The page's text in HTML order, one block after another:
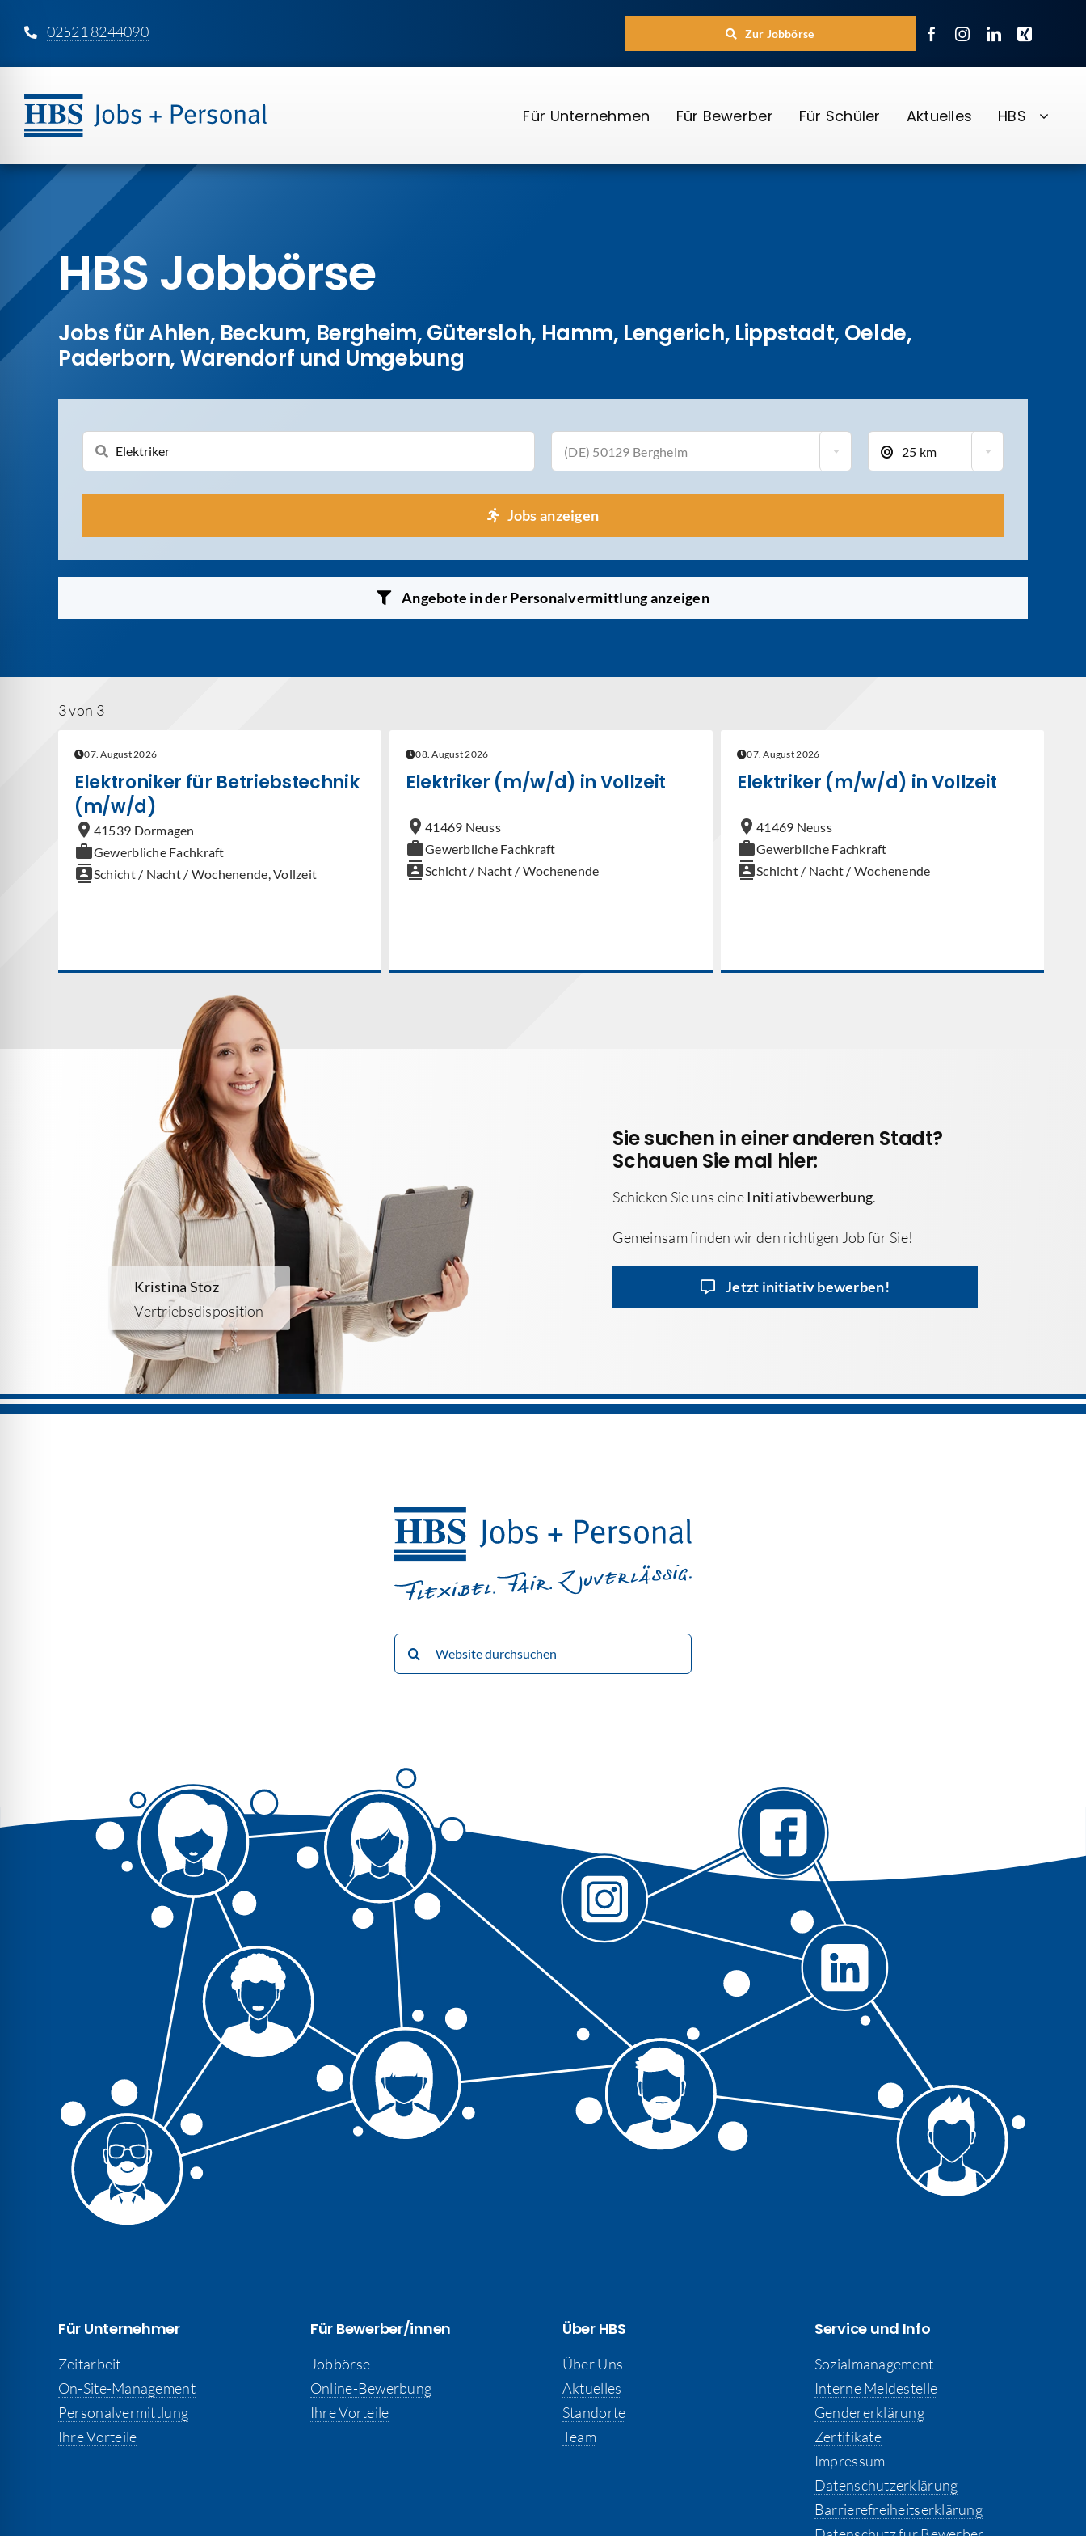
Inhalt
02521 8244090 Zur Jobbörse
Für Unternehmen Für Bewerber Für Schüler Aktuelles HBS
HBS Jobbörse
Jobs fürAhlen, Beckum, Bergheim,Gütersloh, Hamm, Lengerich, Lippstadt, Oelde,
Paderborn,Warendorf und Umgebung
(DE) 50129 Bergheim 25 km
Jobs anzeigen
Angebote in der Personalvermittlung anzeigen
3 von 3
07. August 2026
Elektroniker für Betriebstechnik
(m/w/d)
location_on 41539 Dormagen
workGewerbliche Fachkraft
contactsSchicht / Nacht / Wochenende, Vollzeit
08. August 2026
Elektriker (m/w/d) in Vollzeit
location_on 41469 Neuss
workGewerbliche Fachkraft
contactsSchicht / Nacht / Wochenende
07. August 2026
Elektriker (m/w/d) in Vollzeit
location_on41469 Neuss
workGewerbliche Fachkraft
contactsSchicht / Nacht / Wochenende
Kristina Stoz
Vertriebsdisposition
Sie suchen in einer anderen Stadt?
Schauen Sie mal hier:
Schicken Sie uns eineInitiativbewerbung.
Gemeinsam finden wir den richtigen Job für Sie!
Jetzt initiativ bewerben!
Suche
nach:
Für Unternehmer
Zeitarbeit
On-Site-Management
Personalvermittlung
Ihre Vorteile
Für Bewerber/innen
Jobbörse
Online-Bewerbung
Ihre Vorteile
Über HBS
Über Uns
Aktuelles
Standorte
Team
Service und Info
Sozialmanagement
Interne Meldestelle
Gendererklärung
Zertifikate
Impressum
Datenschutzerklärung
Barrierefreiheitserklärung